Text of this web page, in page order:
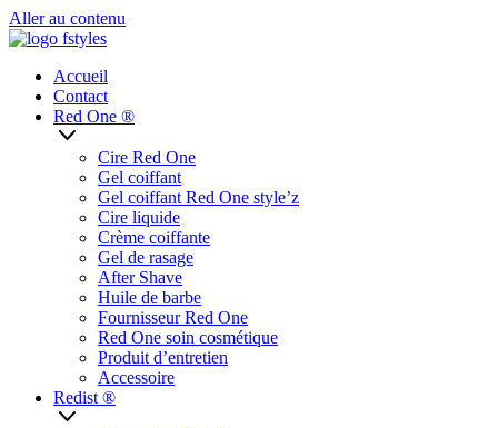
Aller au contenu
Accueil
Contact
Red One ®
Cire Red One
Gel coiffant
Gel coiffant Red One style’z
Cire liquide
Crème coiffante
Gel de rasage
After Shave
Huile de barbe
Fournisseur Red One
Red One soin cosmétique
Produit d’entretien
Accessoire
Redist ®